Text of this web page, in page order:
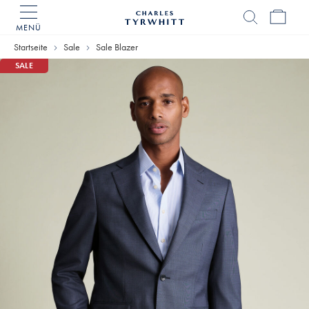
MENÜ
Home
Startseite Sale Sale Blazer
SALE